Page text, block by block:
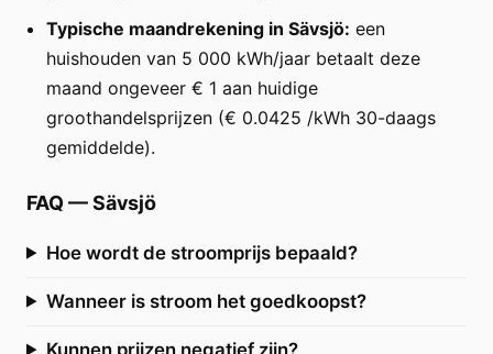
Typische maandrekening in Sävsjö: een
huishouden van 5 000 kWh/jaar betaalt deze
maand ongeveer € 1 aan huidige
groothandelsprijzen (€ 0.0425 /kWh 30-daags
gemiddelde).
FAQ —Sävsjö
Hoe wordt de stroomprijs bepaald?
Wanneer is stroom het goedkoopst?
Kunnen prijzen negatief zijn?